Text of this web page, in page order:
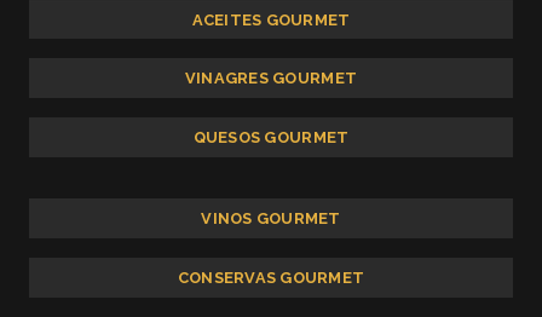
ACEITES GOURMET
VINAGRES GOURMET
QUESOS GOURMET
VINOS GOURMET
CONSERVAS GOURMET